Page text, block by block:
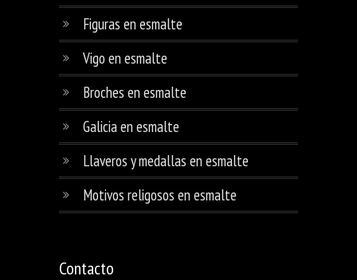
Figuras en esmalte
Vigo en esmalte
Broches en esmalte
Galicia en esmalte
Llaveros y medallas en esmalte
Motivos religosos en esmalte
Contacto